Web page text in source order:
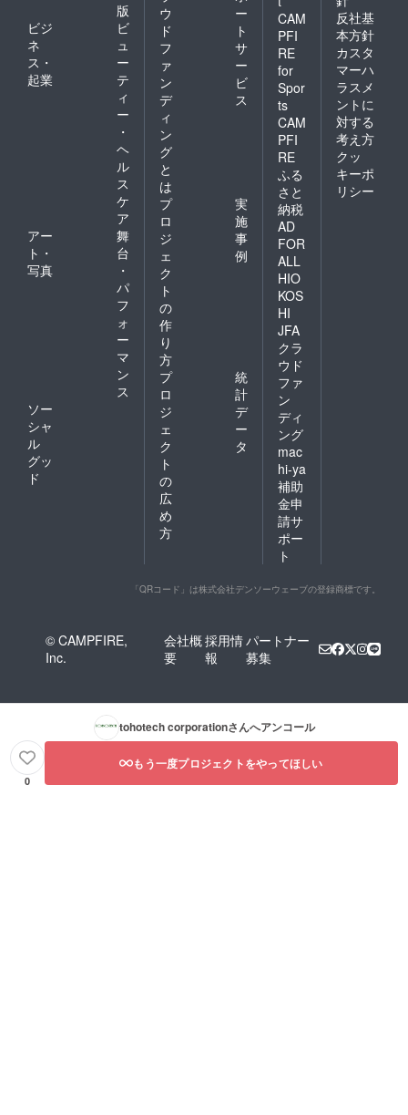
版
ビジ
ネ
ス・
起業
ビ
ュ
ー
テ
ィ
ー
・
ヘ
ル
ス
ケ
ア
アー
ト・
写真
舞
台
・
パ
フ
ォ
ー
マ
ン
ス
ソー
シャ
ル
グッ
ド
ウ
ド
フ
ァ
ン
デ
ィ
ン
グ
と
は
ー
ト
サ
ー
ビ
ス
プ
ロ
ジ
ェ
ク
ト
の
作
り
方
実
施
事
例
プ
ロ
ジ
ェ
ク
ト
の
広
め
方
統
計
デ
ー
タ
CAM
PFI
RE
for
Spor
ts
CAM
PFI
RE
ふる
さと
納税
AD
FOR
ALL
HIO
KOS
HI
JFA
クラ
ウド
ファ
ン
ディ
ング
mac
hi-ya
補助
金申
請サ
ポー
ト
反社基
本方針
カスタ
マーハ
ラスメ
ントに
対する
考え方
クッ
キーポ
リシー
「QRコード」は株式会社デンソーウェーブの登録商標です。
© CAMPFIRE,
Inc.
会社概
要
採用情
報
パートナー
募集
tohotech corporationさんへアンコール
0
もう一度プロジェクトをやってほしい